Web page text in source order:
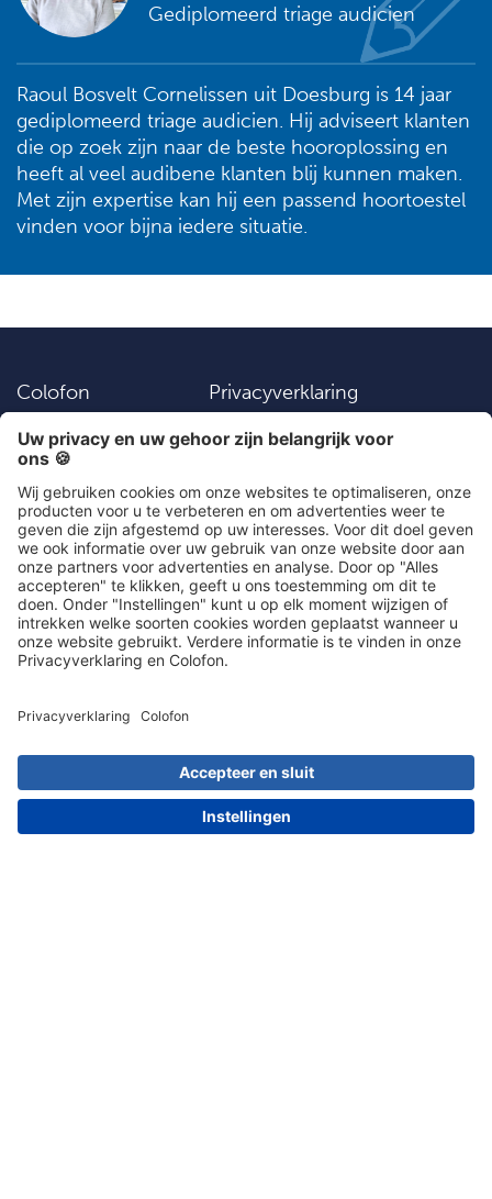
Gediplomeerd triage audicien
Raoul Bosvelt Cornelissen uit Doesburg is 14 jaar
gediplomeerd triage audicien. Hij adviseert klanten
die op zoek zijn naar de beste hooroplossing en
heeft al veel audibene klanten blij kunnen maken.
Met zijn expertise kan hij een passend hoortoestel
vinden voor bijna iedere situatie.
Colofon
Privacyverklaring
Vacatures
Instellingen
Contact
voorwaarden
Social Media
030 203 01 41
Meest populaire artikelen